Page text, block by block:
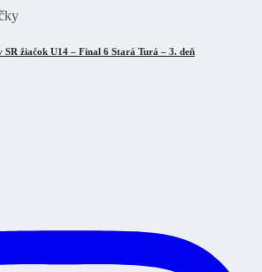
žiačok U14 – Final 6 Stará Turá – 3. deň